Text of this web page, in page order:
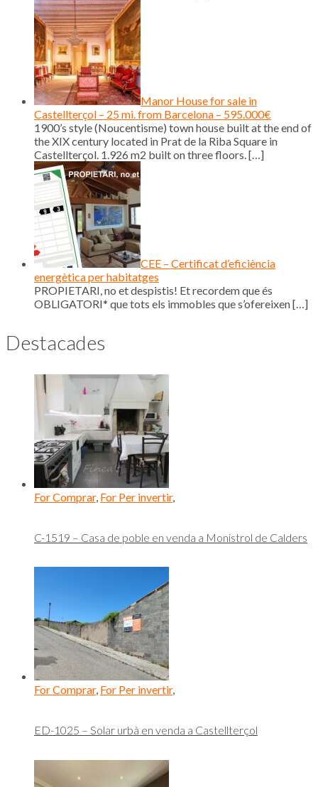
Manor House for sale in
Castellterçol – 25 mi. from Barcelona – 595.000€
1900’s style (Noucentisme) town house built at the end of
the XIX century located in Prat de la Riba Square in
Castellterçol. 1.926 m2 built on three floors.[…]
CEE – Certificat d’eficiència
energètica per habitatges
PROPIETARI, no et despistis! Et recordem que és
OBLIGATORI* que tots els immobles que s’ofereixen[…]
Destacades
For Comprar, For Per invertir,
C-1519 – Casa de poble en venda a Monistrol de Calders
For Comprar, For Per invertir,
ED-1025 – Solar urbà en venda a Castellterçol